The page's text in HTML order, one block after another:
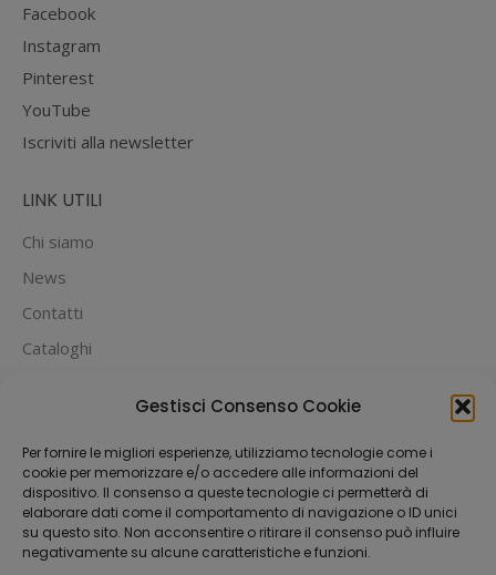
Gestisci Consenso Cookie
Per fornire le migliori esperienze, utilizziamo tecnologie come i
cookie per memorizzare e/o accedere alle informazioni del
dispositivo. Il consenso a queste tecnologie ci permetterà di
elaborare dati come il comportamento di navigazione o ID unici
su questo sito. Non acconsentire o ritirare il consenso può influire
negativamente su alcune caratteristiche e funzioni.
Facebook
Instagram
Pinterest
YouTube
Iscriviti alla newsletter
LINK UTILI
Chi siamo
News
Contatti
Cataloghi
PUOI PAGARE CON: